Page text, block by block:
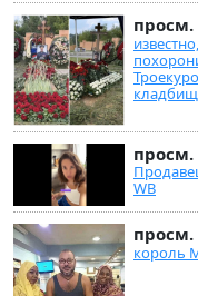
просм.
просм.
WB
просм.
король